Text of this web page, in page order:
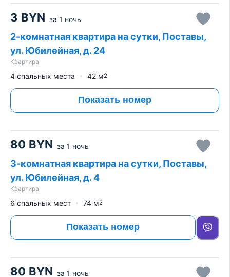
3 BYN за 1 ночь
2-комнатная квартира на сутки, Поставы,
ул. Юбилейная, д. 24
Квартира
4 спальных места 42 м2
Показать номер
80 BYN за 1 ночь
3-комнатная квартира на сутки, Поставы,
ул. Юбилейная, д. 4
Квартира
6 спальных мест 74 м2
Показать номер
80 BYN за 1 ночь